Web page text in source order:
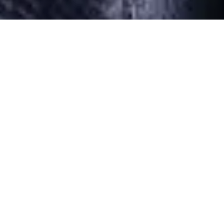
Desarrollado por Just Quality